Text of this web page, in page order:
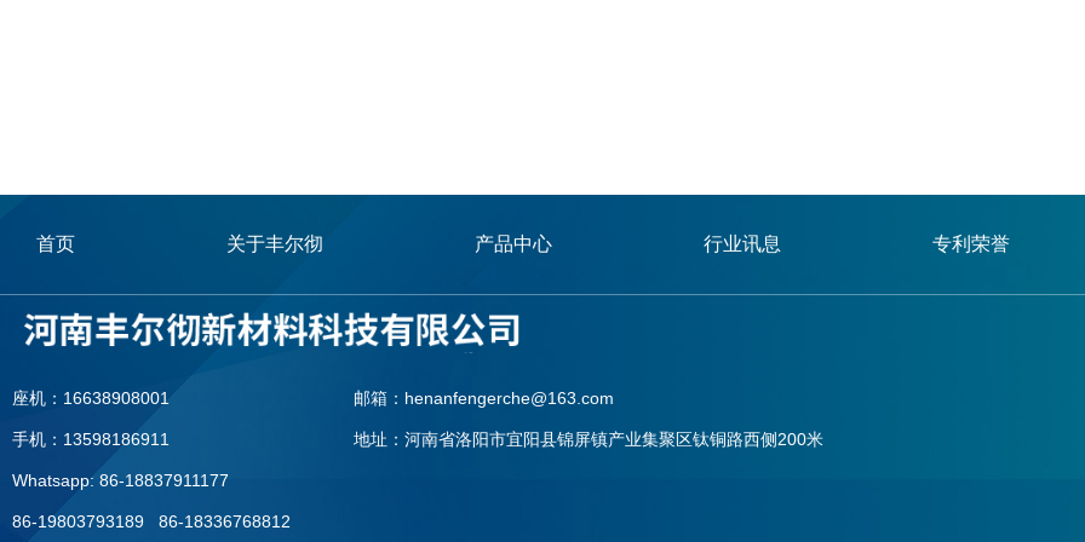
首页 关于丰尔彻 产品中心 行业讯息 专利荣誉
座机：16638908001
手机：13598186911
Whatsapp: 86-18837911177
86-19803793189 86-18336768812
邮箱：henanfengerche@163.com
地址：河南省洛阳市宜阳县锦屏镇产业集聚区钛铜路西侧200米